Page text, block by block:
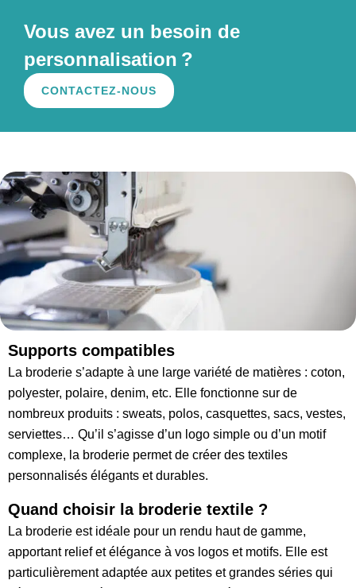
Vous avez un besoin de
personnalisation ?
CONTACTEZ-NOUS
Supports compatibles
La broderie s’adapte à une large variété de matières : coton,
polyester, polaire, denim, etc. Elle fonctionne sur de
nombreux produits : sweats, polos, casquettes, sacs, vestes,
serviettes… Qu’il s’agisse d’un logo simple ou d’un motif
complexe, la broderie permet de créer des textiles
personnalisés élégants et durables.
Quand choisir la broderie textile ?
La broderie est idéale pour un rendu haut de gamme,
apportant relief et élégance à vos logos et motifs. Elle est
particulièrement adaptée aux petites et grandes séries qui